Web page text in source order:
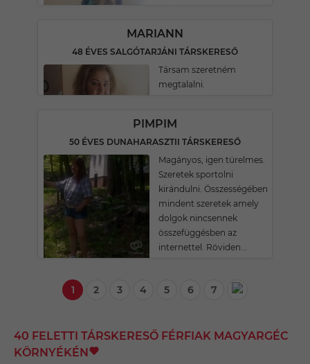
MARIANN
48 ÉVES SALGÓTARJÁNI TÁRSKERESŐ
Társam szeretném
megtalalni.
PIMPIM
50 ÉVES DUNAHARASZTII TÁRSKERESŐ
Magányos, igen türelmes.
Szeretek sportolni
kirándulni. Összességében
mindent szeretek amely
dolgok nincsennek
összefüggésben az
internettel. Röviden...
1 2 3 4 5 6 7
40 FELETTI TÁRSKERESŐ FÉRFIAK MAGYARGÉC
KÖRNYÉKÉN